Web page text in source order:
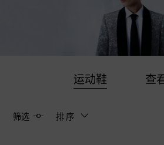
运动鞋 查
筛选 排序